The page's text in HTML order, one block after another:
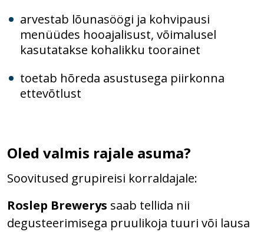
arvestab lõunasöögi ja kohvipausi
menüüdes hooajalisust, võimalusel
kasutatakse kohalikku toorainet
toetab hõreda asustusega piirkonna
ettevõtlust
Oled valmis rajale asuma?
Soovitused grupireisi korraldajale:
Roslep Brewerys saab tellida nii
degusteerimisega pruulikoja tuuri või lausa